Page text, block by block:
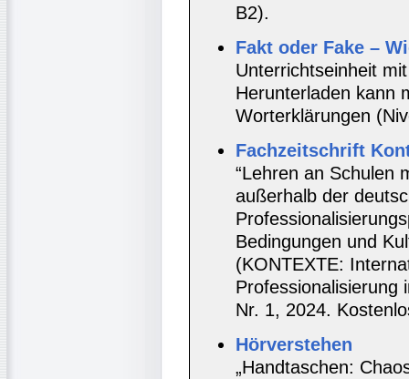
B2).
Fakt oder Fake –
Unterrichtseinheit
Herunterladen kann
Worterklärungen
Fachzeitschrift
“Lehren an Schulen
außerhalb der
Bedingungen und
(KONTEXTE:
Professionalisierung
Nr. 1, 2024.
Hörverstehen
„Handtaschen: